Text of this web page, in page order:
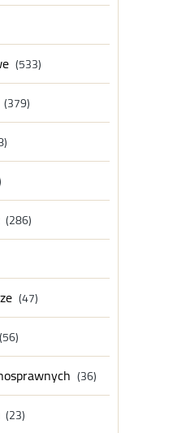
(533)
(379)
(286)
(47)
(56)
(36)
(23)